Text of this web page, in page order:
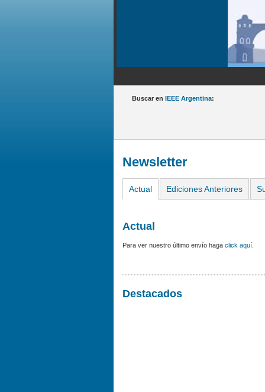
Buscar en IEEE Argentina:
Newsletter
Actual Ediciones Anteriores
Actual
Para ver nuestro último envío haga click aquí
Destacados